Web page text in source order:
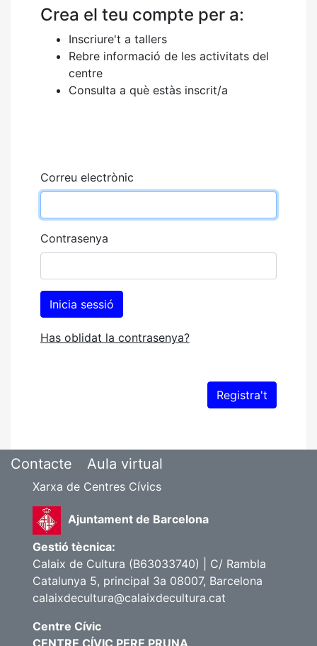
Crea el teu compte per a:
Inscriure't a tallers
Rebre informació de les activitats del
centre
Consulta a què estàs inscrit/a
Correu electrònic
Contrasenya
Has oblidat la contrasenya?
Contacte Aula virtual
Xarxa de Centres Cívics
Ajuntament de Barcelona
Gestió tècnica:
Calaix de Cultura (B63033740) | C/ Rambla
Catalunya 5, principal 3a 08007, Barcelona
calaixdecultura@calaixdecultura.cat
Centre Cívic